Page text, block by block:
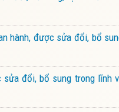
hành, được sửa đổi, bổ
đổi, bổ sung trong lĩnh